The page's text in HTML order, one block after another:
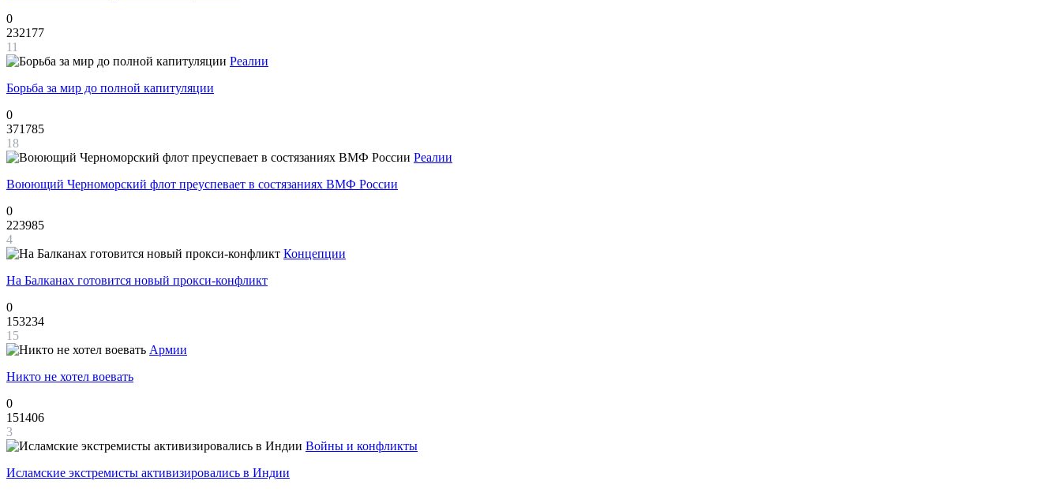
0
232177
11
Реалии
Борьба за мир до полной капитуляции
0
371785
18
Реалии
Воюющий Черноморский флот преуспевает в состязаниях ВМФ России
0
223985
4
Концепции
На Балканах готовится новый прокси-конфликт
0
153234
15
Армии
Никто не хотел воевать
0
151406
3
Войны и конфликты
Исламские экстремисты активизировались в Индии